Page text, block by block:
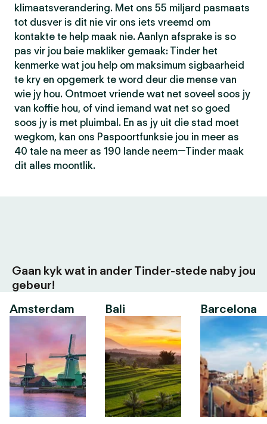
klimaatsverandering. Met ons 55 miljard pasmaats
tot dusver is dit nie vir ons iets vreemd om
kontakte te help maak nie. Aanlyn afsprake is so
pas vir jou baie makliker gemaak: Tinder het
kenmerke wat jou help om maksimum sigbaarheid
te kry en opgemerk te word deur die mense van
wie jy hou. Ontmoet vriende wat net soveel soos jy
van koffie hou, of vind iemand wat net so goed
soos jy is met pluimbal. En as jy uit die stad moet
wegkom, kan ons Paspoortfunksie jou in meer as
40 tale na meer as 190 lande neem—Tinder maak
dit alles moontlik.
Gaan kyk wat in ander Tinder-stede naby jou
gebeur!
Amsterdam
Bali Barcelona